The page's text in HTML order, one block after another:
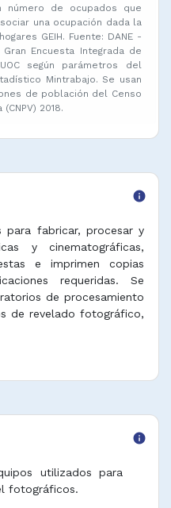
número de ocupados que
una ocupación dada la
GEIH. Fuente: DANE -
Encuesta Integrada de
según parámetros del
Mintrabajo. Se usan
de población del Censo
2018.
info
para fabricar, procesar y
y cinematográficas,
e imprimen copias
requeridas. Se
de procesamiento
de revelado fotográfico,
info
utilizados para
fotográficos.